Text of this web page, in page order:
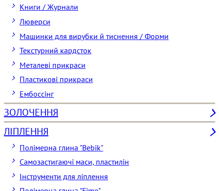
Книги / Журнали
Люверси
Машинки для вирубки й тиснення / Форми
Текстурний кардсток
Металеві прикраси
Пластикові прикраси
Ембоссінг
ЗОЛОЧЕННЯ
ЛІПЛЕННЯ
Полімерна глина "Bebik"
Самозастигаючі маси, пластилін
Інструменти для ліплення